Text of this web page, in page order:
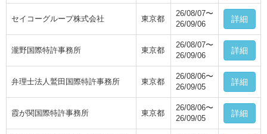
セイコーグループ株式会社 東京都
26/08/07〜
26/09/06
詳細
瀧野国際特許事務所 東京都
26/08/07〜
26/09/06
詳細
弁理士法人鷲田国際特許事務所 東京都
26/08/06〜
26/09/05
詳細
霞が関国際特許事務所 東京都
26/08/06〜
26/09/05
詳細